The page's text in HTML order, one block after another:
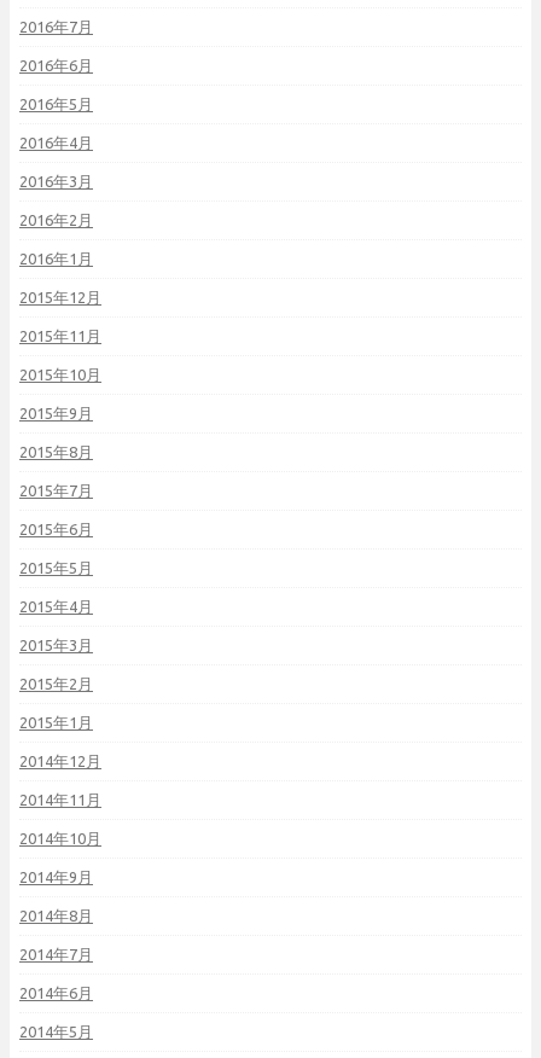
2016年7月
2016年6月
2016年5月
2016年4月
2016年3月
2016年2月
2016年1月
2015年12月
2015年11月
2015年10月
2015年9月
2015年8月
2015年7月
2015年6月
2015年5月
2015年4月
2015年3月
2015年2月
2015年1月
2014年12月
2014年11月
2014年10月
2014年9月
2014年8月
2014年7月
2014年6月
2014年5月